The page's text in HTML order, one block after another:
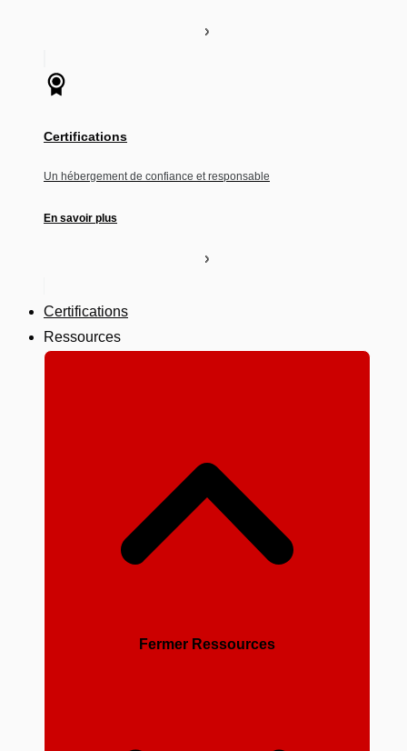
Certifications
Un hébergement de confiance et responsable
En savoir plus
Certifications
Ressources
Fermer Ressources